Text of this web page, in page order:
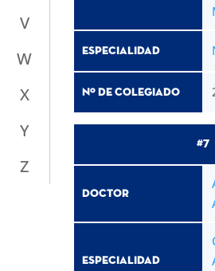
V
W
X
Y
Z
Especialidad
Nº de Colegiado
#7
Doctor
Especialidad